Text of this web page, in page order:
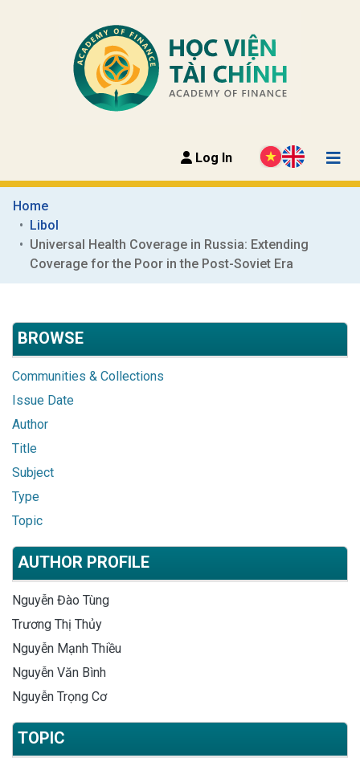
Log In
Home
Libol
Universal Health Coverage in Russia: Extending
Coverage for the Poor in the Post-Soviet Era
BROWSE
Communities & Collections
Issue Date
Author
Title
Subject
Type
Topic
AUTHOR PROFILE
Nguyễn Đào Tùng
Trương Thị Thủy
Nguyễn Mạnh Thiều
Nguyễn Văn Bình
Nguyễn Trọng Cơ
TOPIC